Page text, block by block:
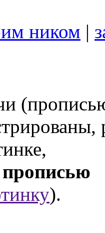
ником |
прописью
).